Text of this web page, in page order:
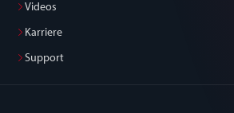
Videos
Karriere
Support